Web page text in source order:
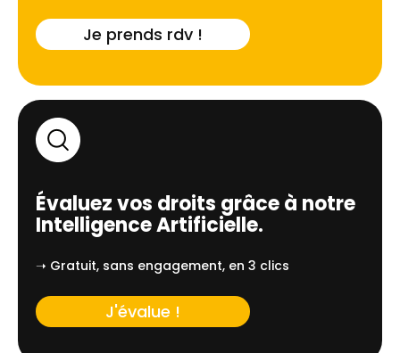
Je prends rdv !
Évaluez vos droits grâce à notre
Intelligence Artificielle.
➝ Gratuit, sans engagement, en 3 clics
J'évalue !